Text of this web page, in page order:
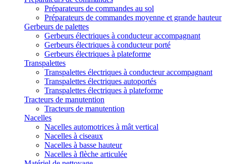
Préparateurs de commandes au sol
Préparateurs de commandes moyenne et grande hauteur
Gerbeurs de palettes
Gerbeurs électriques à conducteur accompagnant
Gerbeurs électriques à conducteur porté
Gerbeurs électriques à plateforme
Transpalettes
Transpalettes électriques à conducteur accompagnant
Transpalettes électriques autoportés
Transpalettes électriques à plateforme
Tracteurs de manutention
Tracteurs de manutention
Nacelles
Nacelles automotrices à mât vertical
Nacelles à ciseaux
Nacelles à basse hauteur
Nacelles à flèche articulée